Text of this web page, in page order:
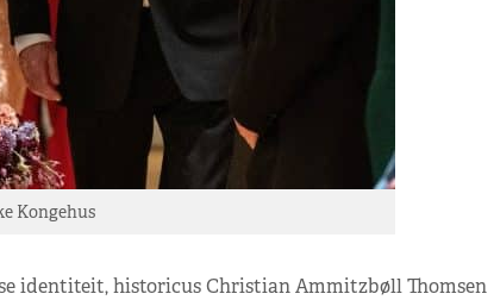
Kongehus
identiteit, historicus Christian Ammitzbøll Thomsen